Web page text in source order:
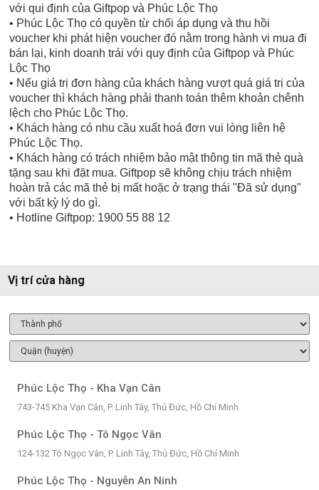
với qui định của Giftpop và Phúc Lộc Thọ
• Phúc Lộc Thọ có quyền từ chối áp dụng và thu hồi
voucher khi phát hiện voucher đó nằm trong hành vi mua đi
bán lại, kinh doanh trái với quy định của Giftpop và Phúc
Lộc Thọ
• Nếu giá trị đơn hàng của khách hàng vượt quá giá trị của
voucher thì khách hàng phải thanh toán thêm khoản chênh
lệch cho Phúc Lộc Thọ.
• Khách hàng có nhu cầu xuất hoá đơn vui lòng liên hệ
Phúc Lộc Thọ.
• Khách hàng có trách nhiệm bảo mật thông tin mã thẻ quà
tặng sau khi đặt mua. Giftpop sẽ không chịu trách nhiệm
hoàn trả các mã thẻ bị mất hoặc ở trạng thái "Đã sử dụng"
với bất kỳ lý do gì.
• Hotline Giftpop: 1900 55 88 12
Vị trí cửa hàng
Phúc Lộc Thọ - Kha Vạn Cân
743-745 Kha Vạn Cân, P. Linh Tây, Thủ Đức, Hồ Chí Minh
Phúc Lộc Thọ - Tô Ngọc Vân
124-132 Tô Ngọc Vân, P. Linh Tây, Thủ Đức, Hồ Chí Minh
Phúc Lộc Thọ - Nguyễn An Ninh